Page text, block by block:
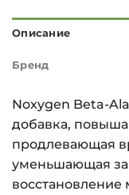
Описание
Бренд
Noxygen Beta-
добавка,
продлевающая
уменьшающая